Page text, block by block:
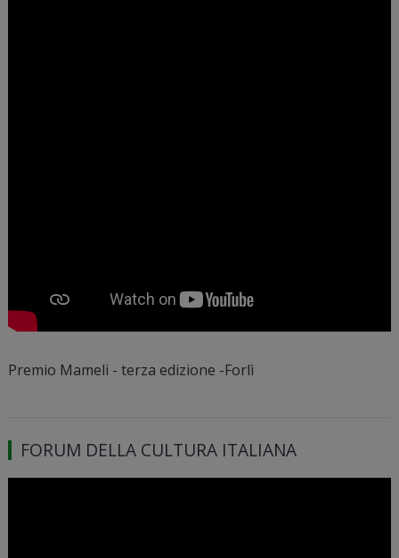
Premio Mameli - terza edizione -Forlì
FORUM DELLA CULTURA ITALIANA